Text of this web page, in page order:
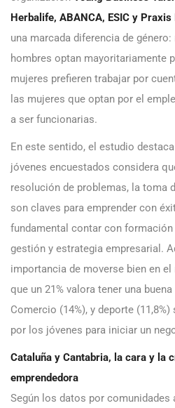
Herbalife, ABANCA, ESIC y Praxis
una marcada diferencia de
hombres optan mayoritariamente
mujeres prefieren trabajar por
las mujeres que optan por el
a ser funcionarias.
En este sentido, el estudio
jóvenes encuestados considera
resolución de problemas, la toma
son claves para emprender con
fundamental contar con formación
gestión y estrategia empresarial.
importancia de moverse bien en
que un 21% valora tener una
Comercio (14%), y deporte
por los jóvenes para iniciar un
Cataluña y Cantabria, la cara y la
emprendedora
Según los datos por comunidades